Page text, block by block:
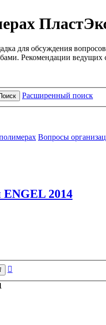
для обсуждения
Рекомендации ведущих
Расширенный поиск
Вопросы
ENGEL 2014
Поиск